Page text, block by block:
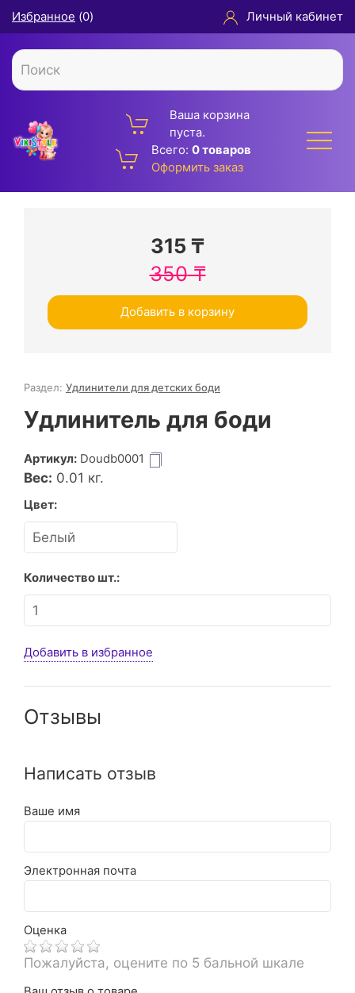
Избранное (0) Личный кабинет
Ваша корзина
пуста.
Всего: 0 товаров
Оформить заказ
315 ₸
350₸
Добавить в корзину
Раздел: Удлинители для детских боди
Удлинитель для боди
Артикул: Doudb0001
Вес: 0.01 кг.
Цвет:
Количество шт.:
Добавить в избранное
Отзывы
Написать отзыв
Ваше имя
Электронная почта
Оценка
Пожалуйста, оцените по 5 бальной шкале